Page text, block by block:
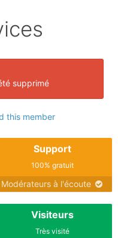
supprimé
this member
Support
100% gratuit
Modérateurs à l'écoute
Visiteurs
Très visité